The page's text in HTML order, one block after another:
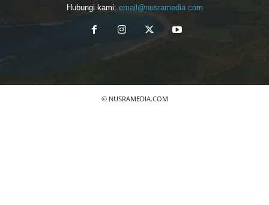
Hubungi kami: email@nusramedia.com
© NUSRAMEDIA.COM